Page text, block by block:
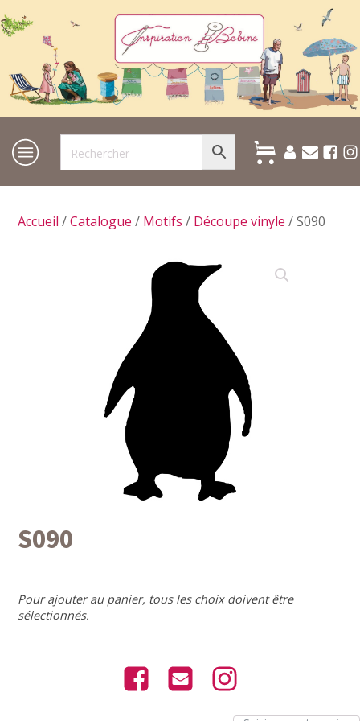
Accueil /Catalogue / Motifs / Découpe vinyle / S090
S090
Pour ajouter au panier, tous les choix doivent être
sélectionnés.